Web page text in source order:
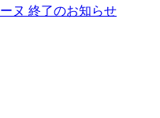
ーヌ 終了のお知らせ